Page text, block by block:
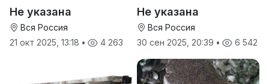
Не указана
Вся Россия
21 окт 2025, 13:18 • 4 263
Не указана
Вся Россия
30 сен 2025, 20:39 • 6 542